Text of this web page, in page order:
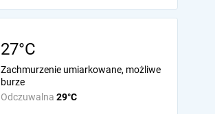
27°C
Odczuwalna 29°C
Zachmurzenie umiarkowane, możliwe
burze